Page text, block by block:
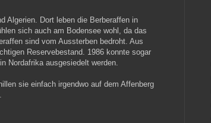
Algerien. Dort leben die Berberaffen in
sich auch am Bodensee wohl, da das
sind vom Aussterben bedroht. Aus
Reservebestand. 1986 konnte sogar
Nordafrika ausgesiedelt werden.
sie einfach irgendwo auf dem Affenberg